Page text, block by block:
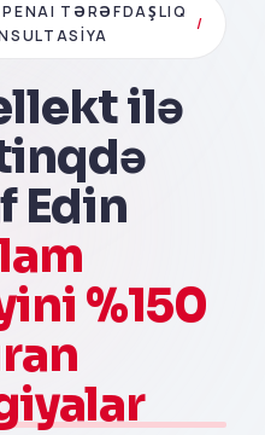
TƏRƏFDAŞLIQ
/
ilə
Edin
%150